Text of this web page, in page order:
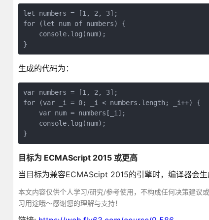
let numbers = [1, 2, 3];
for (let num of numbers) {
    console.log(num);
生成的代码为：
var numbers = [1, 2, 3];
for (var _i = 0; _i < numbers.length; _i++) {
    var num = numbers[_i];
    console.log(num);
目标为 ECMAScript 2015 或更高
当目标为兼容ECMAScipt 2015的引擎时，编译器会
本文内容仅供个人学习/研究/参考使用，不构成任何决策建议
习用途哦～感谢您的理解与支持！